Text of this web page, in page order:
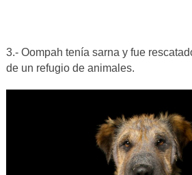
3.- Oompah tenía sarna y fue
de un refugio de animales.